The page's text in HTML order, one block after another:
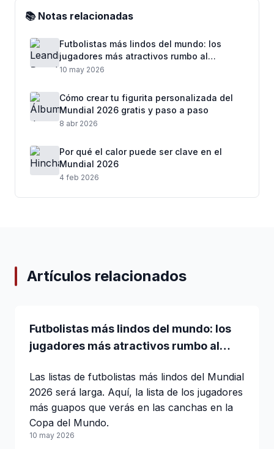
📚 Notas relacionadas
Futbolistas más lindos del mundo: los
jugadores más atractivos rumbo al
Mundial 2026
10 may 2026
Cómo crear tu figurita personalizada del
Mundial 2026 gratis y paso a paso
8 abr 2026
Por qué el calor puede ser clave en el
Mundial 2026
4 feb 2026
Artículos relacionados
Futbolistas más lindos del mundo: los
jugadores más atractivos rumbo al
Las listas de futbolistas más lindos del Mundial
2026 será larga. Aquí, la lista de los jugadores
más guapos que verás en las canchas en la
Copa del Mundo.
10 may 2026